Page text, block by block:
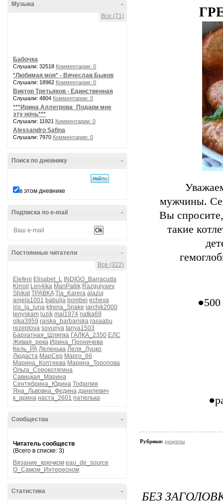
-
Музыка
Все (71)
Бабочка
Слушали: 32518 Комментарии: 0
*Любимая моя* - Вячеслав Быков
Слушали: 18962 Комментарии: 0
Виктор Третьяков - Единственная
Слушали: 4804 Комментарии: 0
***Ирина Аллегрова_Подари мне
эту ночь***
Слушали: 11921 Комментарии: 0
Alessandro Safina
Слушали: 7970 Комментарии: 0
-
Поиск по дневнику
в этом дневнике
-
Подписка по e-mail
-
Постоянные читатели
Все (322)
Elefeni Elisabet_L INDIGO_Barracuda
Kirroil
Len4ika ManPatiik Razgulyaev
Shikat TPABKA Tia_Karera alazuj
anjela1001 babulja bombei echeva
iris_la_luna kIrena_Snake larchik2000
lenyskam luzik mai1974 natka69
olka3959 raiska_barbariska rasaabu
rezeptova sovunya tanya1503
Бархатная_Шляпка ГАЛКА_2350 ЕЛС
Живая_река Ирина_Проничева
Кель_РА Леленька Леля_Луцко
Людаста МарСер Марго_66
Марина_Коптяева Марина_Торопова
Ольга_Сорокотягина
Савицкая_Марина
Сентябрина_Юдина Тофилия
Яна_Львовна_Федина данилевич
к_арина наста_2601 патюлька
-
Сообщества
Читатель сообществ
(Всего в списке: 3)
Вязание_крючком eau_de_source
О_Самом_Интересном
-
Статистика
мужчины.
Вы спросите,
такие
Рубрики: рецепты
БЕЗ